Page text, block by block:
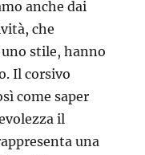
anche dai
che
stile, hanno
Il corsivo
come saper
il
una